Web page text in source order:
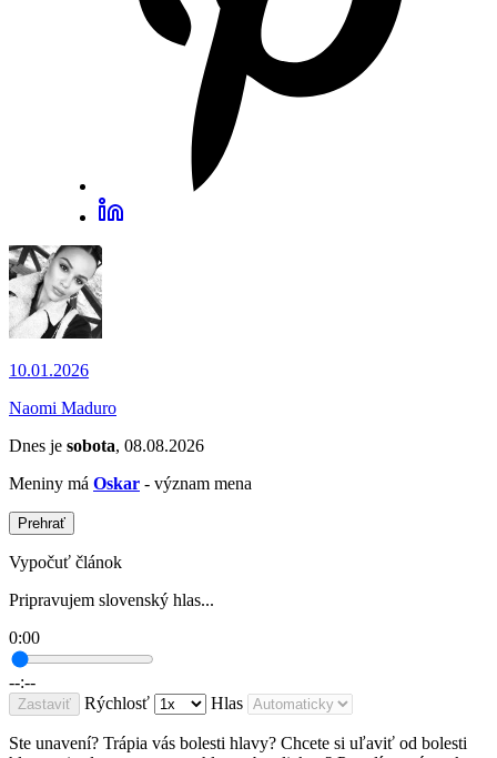
10.01.2026
Naomi Maduro
Dnes je sobota, 08.08.2026
Meniny má Oskar - význam mena
Prehrať
Vypočuť článok
Pripravujem slovenský hlas...
0:00
--:--
Zastaviť Rýchlosť Hlas
Ste unavení? Trápia vás bolesti hlavy? Chcete si uľaviť od bolesti